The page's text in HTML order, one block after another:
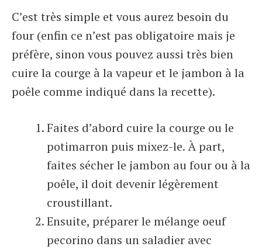
C’est très simple et vous aurez besoin du
four (enfin ce n’est pas obligatoire mais je
préfère, sinon vous pouvez aussi très bien
cuire la courge à la vapeur et le jambon à la
poêle comme indiqué dans la recette).
Faites d’abord cuire la courge ou le
potimarron puis mixez-le. À part,
faites sécher le jambon au four ou à la
poêle, il doit devenir légèrement
croustillant.
Ensuite, préparer le mélange oeuf
pecorino dans un saladier avec